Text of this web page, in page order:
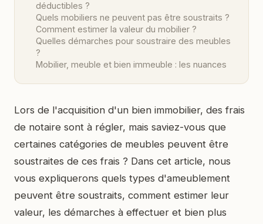
déductibles ?
Quels mobiliers ne peuvent pas être soustraits ?
Comment estimer la valeur du mobilier ?
Quelles démarches pour soustraire des meubles
?
Mobilier, meuble et bien immeuble : les nuances
Lors de l'acquisition d'un bien immobilier, des frais
de notaire sont à régler, mais saviez-vous que
certaines catégories de meubles peuvent être
soustraites de ces frais ? Dans cet article, nous
vous expliquerons quels types d'ameublement
peuvent être soustraits, comment estimer leur
valeur, les démarches à effectuer et bien plus